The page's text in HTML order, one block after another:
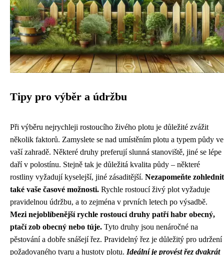
Tipy pro výběr a údržbu
Při výběru nejrychleji rostoucího živého plotu je důležité zvážit
několik faktorů. Zamyslete se nad umístěním plotu a typem půdy ve
vaší zahradě. Některé druhy preferují slunná stanoviště, jiné se lépe
daří v polostínu. Stejně tak je důležitá kvalita půdy – některé
rostliny vyžadují kyselejší, jiné zásaditější. Nezapomeňte zohlednit
také vaše časové možnosti. Rychle rostoucí živý plot vyžaduje
pravidelnou údržbu, a to zejména v prvních letech po výsadbě.
Mezi nejoblíbenější rychle rostoucí druhy patří habr obecný,
ptačí zob obecný nebo túje. Tyto druhy jsou nenáročné na
pěstování a dobře snášejí řez. Pravidelný řez je důležitý pro udržení
požadovaného tvaru a hustoty plotu. Ideální je provést řez dvakrát